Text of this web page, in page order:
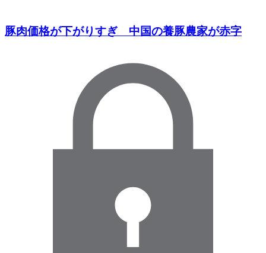
豚肉価格が下がりすぎ 中国の養豚農家が赤字